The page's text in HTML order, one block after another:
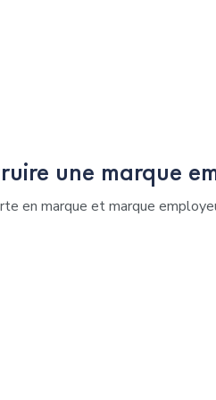
une marque
en marque et marque